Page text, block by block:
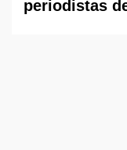
periodistas